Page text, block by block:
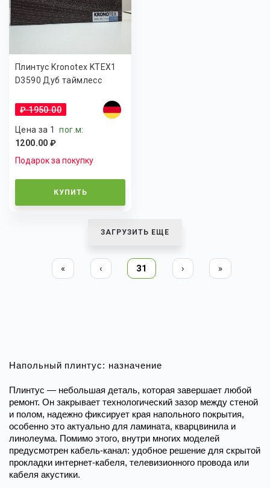
Плинтус Kronotex KTEX1
D3590 Дуб таймлесс
₽ 1950.00
Цена за 1пог.м:
1200.00 ₽
Подарок за покупку
КУПИТЬ
ЗАГРУЗИТЬ ЕЩЕ
« ‹ 31 › »
Напольный плинтус: назначение
Плинтус — небольшая деталь, которая завершает любой
ремонт. Он закрывает технологический зазор между стеной
и полом, надежно фиксирует края напольного покрытия,
особенно это актуально для ламината, кварцвинила и
линолеума. Помимо этого, внутри многих моделей
предусмотрен кабель-канал: удобное решение для скрытой
прокладки интернет-кабеля, телевизионного провода или
кабеля акустики.